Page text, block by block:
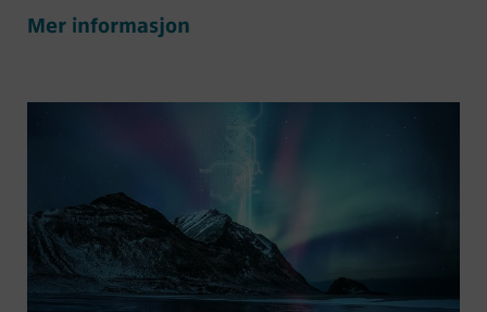
Mer informasjon